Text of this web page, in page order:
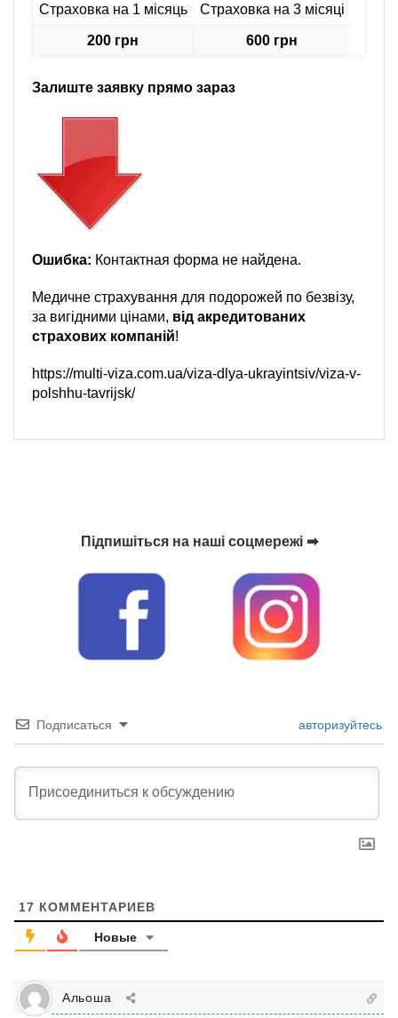
Страховка на 1 місяць Страховка на 3 місяці
200 грн 600 грн
Залиште заявку прямо зараз
Ошибка: Контактная форма не найдена.
Медичне страхування для подорожей по безвізу,
за вигідними цінами, від акредитованих
страхових компаній!
https://multi-viza.com.ua/viza-dlya-ukrayintsiv/viza-v-
polshhu-tavrijsk/
Підпишіться на наші соцмережі ➡
Подписаться авторизуйтесь
17 КОММЕНТАРИЕВ
Новые
Альоша